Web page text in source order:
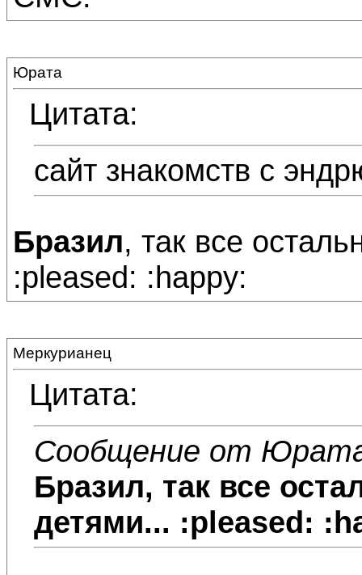
Юрата
Цитата:
сайт знакомств с
Бразил, так все
:pleased: :happy:
Меркурианец
Цитата:
Сообщение от
Бразил, так все
детями... :pleased: